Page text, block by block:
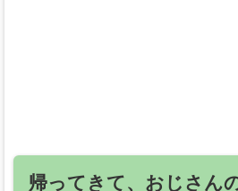
帰ってきて、おじさん